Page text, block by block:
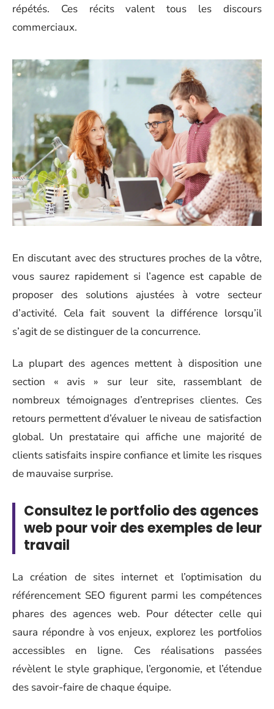
répétés. Ces récits valent tous les discours
commerciaux.
En discutant avec des structures proches de la vôtre,
vous saurez rapidement si l’agence est capable de
proposer des solutions ajustées à votre secteur
d’activité. Cela fait souvent la différence lorsqu’il
s’agit de se distinguer de la concurrence.
La plupart des agences mettent à disposition une
section « avis » sur leur site, rassemblant de
nombreux témoignages d’entreprises clientes. Ces
retours permettent d’évaluer le niveau de satisfaction
global. Un prestataire qui affiche une majorité de
clients satisfaits inspire confiance et limite les risques
de mauvaise surprise.
Consultez le portfolio des agences
web pour voir des exemples de leur
travail
La création de sites internet et l’optimisation du
référencement SEO figurent parmi les compétences
phares des agences web. Pour détecter celle qui
saura répondre à vos enjeux, explorez les portfolios
accessibles en ligne. Ces réalisations passées
révèlent le style graphique, l’ergonomie, et l’étendue
des savoir-faire de chaque équipe.